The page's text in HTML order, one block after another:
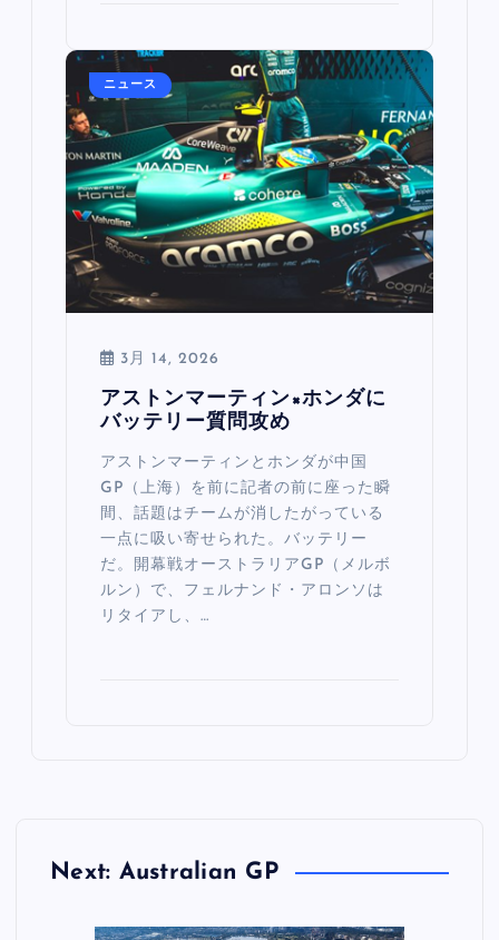
ニュース
3月 14, 2026
アストンマーティン×ホンダに
バッテリー質問攻め
アストンマーティンとホンダが中国
GP（上海）を前に記者の前に座った瞬
間、話題はチームが消したがっている
一点に吸い寄せられた。バッテリー
だ。開幕戦オーストラリアGP（メルボ
ルン）で、フェルナンド・アロンソは
リタイアし、…
Next: Australian GP